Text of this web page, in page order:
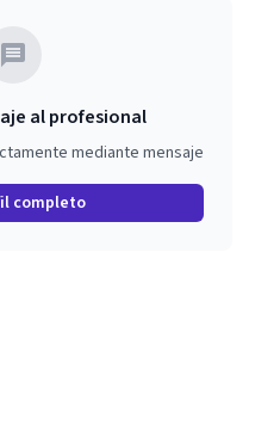
al profesional
mediante mensaje
completo